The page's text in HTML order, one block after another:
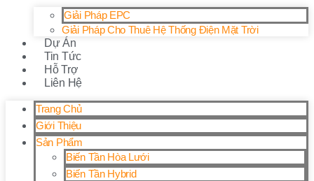
Giải Pháp EPC
Giải Pháp Cho Thuê Hệ Thống Điện Mặt Trời
Dự Án
Tin Tức
Hỗ Trợ
Liên Hệ
Trang Chủ
Giới Thiệu
Sản Phẩm
Biến Tần Hòa Lưới
Biến Tần Hybrid